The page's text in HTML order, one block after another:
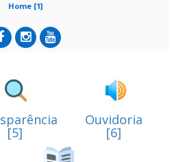
Home [1]
[5]
Ouvidoria
[6]